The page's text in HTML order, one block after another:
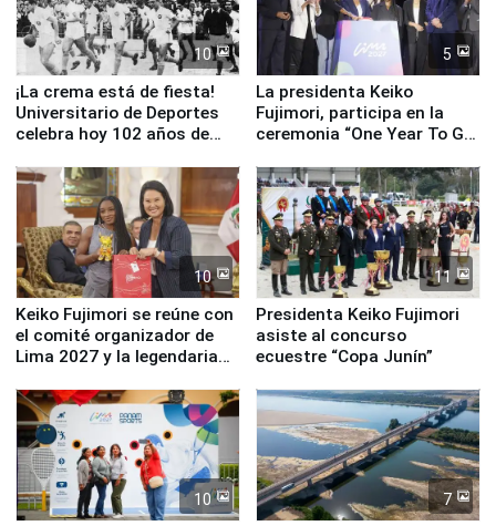
10
¡La crema está de fiesta!
Universitario de Deportes
celebra hoy 102 años de
5
La presidenta Keiko
Fujimori, participa en la
ceremonia “One Year To Go
10
Keiko Fujimori se reúne con
el comité organizador de
Lima 2027 y la legendaria
11
Presidenta Keiko Fujimori
asiste al concurso
ecuestre “Copa Junín”
10 7